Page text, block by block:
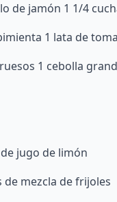
de jamón 1 1/4
1 lata de
1 cebolla
jugo de limón
de mezcla de frijoles